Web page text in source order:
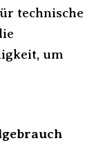
technische
um